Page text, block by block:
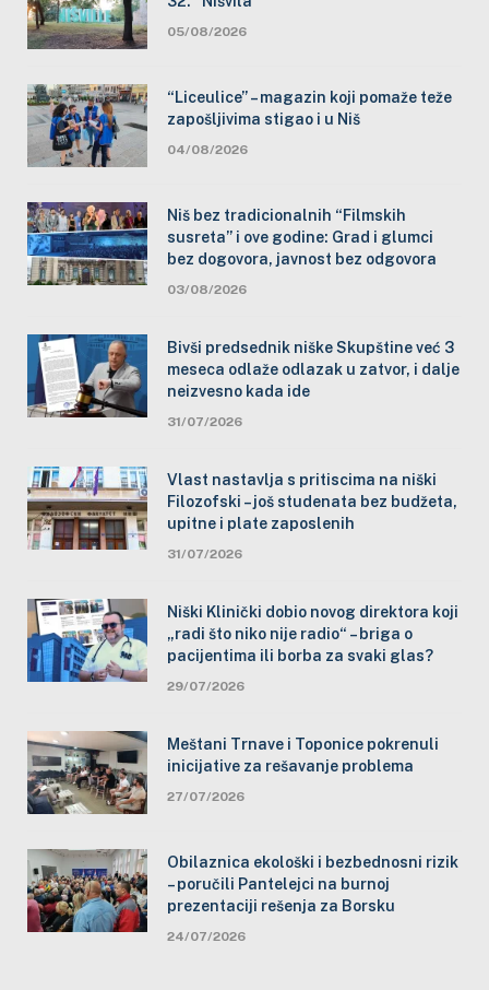
05/08/2026
“Liceulice” – magazin koji pomaže teže
zapošljivima stigao i u Niš
04/08/2026
Niš bez tradicionalnih “Filmskih
susreta” i ove godine: Grad i glumci
bez dogovora, javnost bez odgovora
03/08/2026
Bivši predsednik niške Skupštine već 3
meseca odlaže odlazak u zatvor, i dalje
neizvesno kada ide
31/07/2026
Vlast nastavlja s pritiscima na niški
Filozofski – još studenata bez budžeta,
upitne i plate zaposlenih
31/07/2026
Niški Klinički dobio novog direktora koji
„radi što niko nije radio“ – briga o
pacijentima ili borba za svaki glas?
29/07/2026
Meštani Trnave i Toponice pokrenuli
inicijative za rešavanje problema
27/07/2026
Obilaznica ekološki i bezbednosni rizik
– poručili Pantelejci na burnoj
prezentaciji rešenja za Borsku
24/07/2026